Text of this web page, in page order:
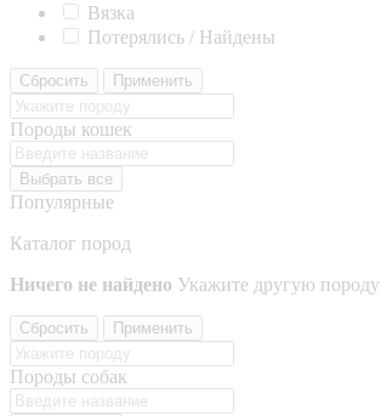
Вязка
Потерялись / Найдены
Сбросить Применить
Породы кошек
Выбрать все
Популярные
Каталог пород
Ничего не найдено Укажите другую породу
Сбросить Применить
Породы собак